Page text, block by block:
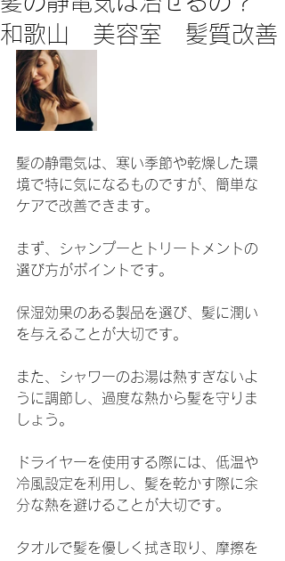
和歌山 美容室 髪質改善
髪の静電気は、寒い季節や乾燥した環
境で特に気になるものですが、簡単な
ケアで改善できます。
まず、シャンプーとトリートメントの
選び方がポイントです。
保湿効果のある製品を選び、髪に潤い
を与えることが大切です。
また、シャワーのお湯は熱すぎないよ
うに調節し、過度な熱から髪を守りま
しょう。
ドライヤーを使用する際には、低温や
冷風設定を利用し、髪を乾かす際に余
分な熱を避けることが大切です。
タオルで髪を優しく拭き取り、摩擦を